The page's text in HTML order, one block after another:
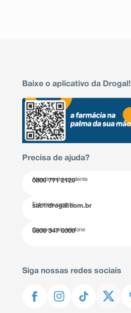
Baixe o aplicativo da Drogal!
Precisa de ajuda?
Atendimento ao cliente
0800 771 2120
Entre em contato
sac@drogal.com.br
Compre pelo telefone
0800 347 0000
Siga nossas redes sociais